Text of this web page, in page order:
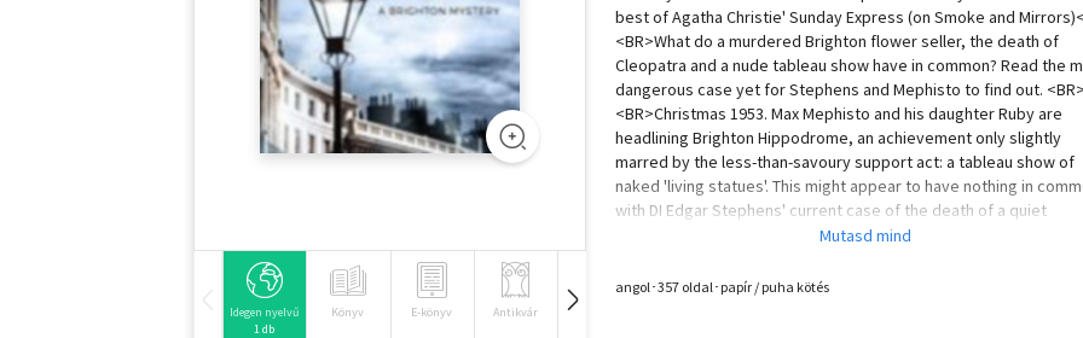
Idegen nyelvű
1 db
Könyv E-könyv Antikvár Hangoskönyv
best of Agatha Christie' Sunday Express (on Smoke and
<BR>What do a murdered Brighton flower seller, the death of
Cleopatra and a nude tableau show have in common? Read the
dangerous case yet for Stephens and Mephisto to find out. <BR>
<BR>Christmas 1953. Max Mephisto and his daughter Ruby are
headlining Brighton Hippodrome, an achievement only slightly
marred by the less-than-savoury support act: a tableau show of
naked 'living statues'. This might appear to have nothing in
with DI Edgar Stephens' current case of the death of a quiet
flowerseller, but if there's one thing the old comrades have
too easily blurred...
angol･357 oldal･papír / puha kötés